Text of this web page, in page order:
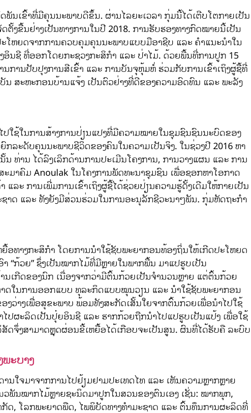
ນເຂົ້າທີ່ມີຄຸນນະພາບດີຂຶ້ນ. ຜ່ານໄລຍະເວລາ ກຸ່ມນີ້ໄດ້ເຕີບໂຕກາຍເປັນ
ຂື້ນຢ່າງເປັນທາງການໃນປີ 2018. ການຮັບຮອງທາງກົດໝາຍນີ້ເປັນ
ໂຫຍດຈາກການຄວບຄຸມຄຸນນະພາບແບບມືອາຊີບ ແລະ ຄຳແນະນຳໃນ
ນຊີ ທີ່ອອກໂດຍກະຊວງກະສິກຳ ແລະ ປ່າໄມ້. ດ້ວຍພື້ນທີ່ການປູກ 15
ການປັບປຸງການສີເຂົ້າ ແລະ ການບັນຈຸຫຸ້ມຫໍ່ ຮ່ວມກັບການເຂົ້າເຖິງຜູ້ຊື້ທີ່
ນ ສະຫະກອນບ້ານແຈ້ງ ເປັນຕົວຢ່າງທີ່ດີຂອງຄວາມອົດທົນ ແລະ ພະລັງ
ໃຊ້ໃນການສ້າງການປ່ຽນແປງທີ່ມີຄວາມໝາຍໃນຊຸມຊົນຊົນນະບົດຂອງ
ກລະດັບຄຸນນະພາບຊີວິດຂອງຄົນໃນຄວາມເປັນຈິງ. ໃນຊ່ວງປີ 2016 ຫາ
ທ່ານ ໄດ້ລົງເລິກດ້ານການປະເມີນໂຄງການ, ການວາງແຜນ ແລະ ການ
ມາຄົມ Anoulak ໃນໂຄງການພັດທະນາຊຸມຊົນ ເພື່ອຊອກຫາໂອກາດ
ະ ການເພີ່ມການເຂົ້າເຖິງຜູ້ຊື້ໄດ້ຊ່ວຍປ່ຽນຄວາມຮູ້ດັ້ງເດີມໃຫ້ກາຍເປັນ
າດ ແລະ ທັງຍັງມີສ່ວນຮ່ວມໃນການອະນຸລັກຊີວະນາໆພັນ. ກຸ່ມຫັດຖະກຳ
ອທາງກະສິກໍາ ໂດຍການນໍາໃຊ້ຊັບພະຍາກອນທ້ອງຖິ່ນໃຫ້ເກີດປະໂຫຍດ
“ກ້ວຍ” ຊຶ່ງເປັນໝາກໄມ້ທີ່ມີຫຼາຍໃນພາກພື້ນ ມາແປຮູບເປັນ
ເກີດຂອງນົກ ເນື່ອງຈາກວ່າມີຕົ້ນກ້ວຍເປັນຈໍານວນຫຼາຍ ແຕ່ຕົ້ນກ້ວຍ
ດໃນການອອກແບບ ທຸລະກິດແບບໝຸນວຽນ ແລະ ນໍາໃຊ້ຊັບພະຍາກອນ
ວ່າງເພື່ອສຸຂະພາບ ພ້ອມທັງສະກັດເສັ້ນໃຍຈາກຕົ້ນກ້ວຍເພື່ອນໍາໄປໃຊ້
ຜະລິດເປັນປຸ໋ຍອິນຊີ ແລະ ຮາກກ້ວຍຖືກນໍາໄປແປຮູບເປັນແປ້ງ ເພື່ອໃຊ້
ດຈຶ່ງສາມາດຫຼຸດຜ່ອນຂີ້ເຫຍື້ອໄດ້ເກືອບຈະເປັນສູນ. ຜົນທີ່ໄດ້ຮັບຄື ລະບົບ
ະບາງ
ນໃຈມາຈາກການໄປຢ້ຽມຢາມປະເທດໄທ ແລະ ເຫັນຄວາມຫຼາກຫຼາຍ
ວພັນໝາກໄມ້ຫຼາຍຊະນິດມາປູກໃນສວນຂອງຕົນເອງ ເຊັ່ນ: ໝາກພຸກ,
ດ, ໂລກພະຍາດພືດ, ໄພພິບັດທາງທໍາມະຊາດ ແລະ ຕົ້ນທຶນການຜະລິດທີ່